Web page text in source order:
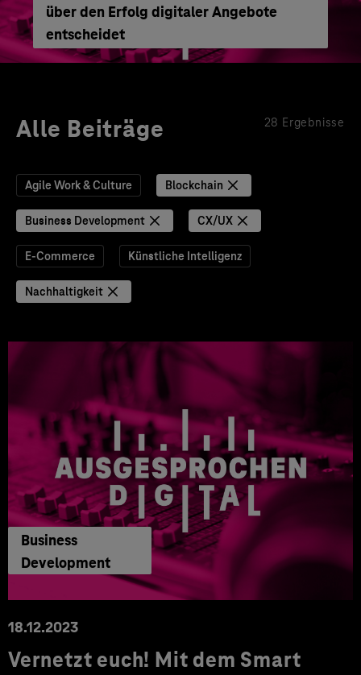
über den Erfolg digitaler Angebote
entscheidet
Alle Beiträge 28 Ergebnisse
Agile Work & Culture Blockchain
Business Development CX/UX
E-Commerce Künstliche Intelligenz
Nachhaltigkeit
Business
Development
18.12.2023
Vernetzt euch! Mit dem Smart